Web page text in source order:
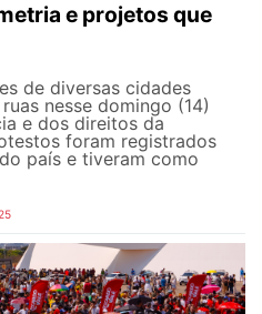
e projetos que
de diversas cidades
nesse domingo (14)
e dos direitos da
foram registrados
país e tiveram como